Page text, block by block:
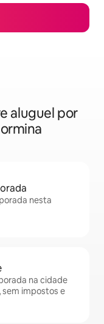
aluguel por
nesta
na cidade
sem impostos e